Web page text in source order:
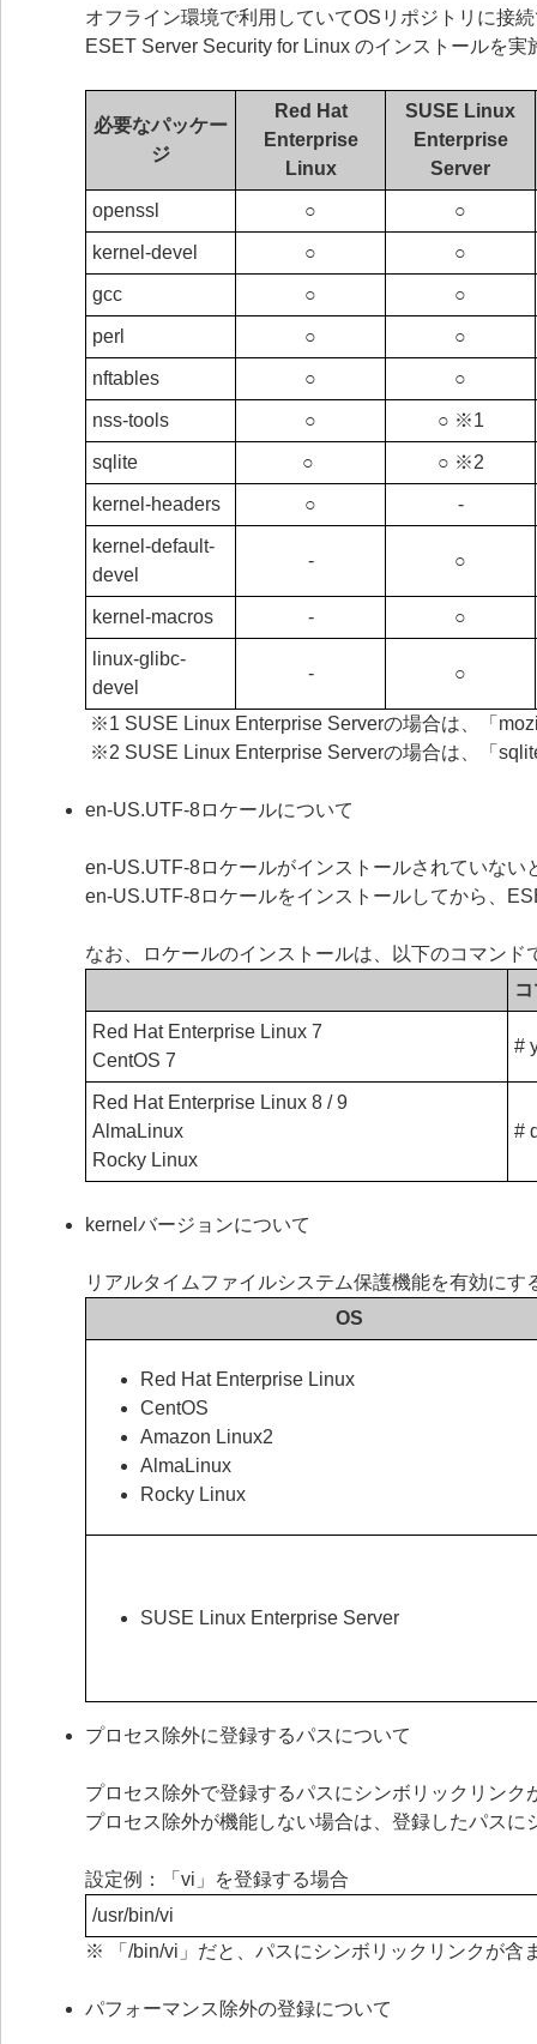
オフライン環境で利用していてOSリポジトリに接
ESET Server Security for Linux のインストールを実
必要なパッケー
ジ
Red Hat
Enterprise
Linux
SUSE Linux
Enterprise
Server
openssl ○ ○
kernel-devel ○ ○
gcc ○ ○
perl ○ ○
nftables ○ ○
nss-tools ○ ○ ※1
sqlite ○ ○ ※2
kernel-headers ○ ‐
kernel-default-
devel
‐ ○
kernel-macros ‐ ○
linux-glibc-
devel
‐ ○
※1 SUSE Linux Enterprise Serverの場合は、「
※2 SUSE Linux Enterprise Serverの場合は、「
en-US.UTF-8ロケールについて
en-US.UTF-8ロケールがインストールされていな
en-US.UTF-8ロケールをインストールしてから、
なお、ロケールのインストールは、以下のコマンド
Red Hat Enterprise Linux 7
CentOS 7
#
Red Hat Enterprise Linux 8 / 9
AlmaLinux
Rocky Linux
#
kernelバージョンについて
リアルタイムファイルシステム保護機能を有効に
OS
Red Hat Enterprise Linux
CentOS
Amazon Linux2
AlmaLinux
Rocky Linux
SUSE Linux Enterprise Server
プロセス除外に登録するパスについて
プロセス除外で登録するパスにシンボリックリン
プロセス除外が機能しない場合は、登録したパス
設定例：「vi」を登録する場合
/usr/bin/vi
※ 「/bin/vi」だと、パスにシンボリックリンクが含
パフォーマンス除外の登録について